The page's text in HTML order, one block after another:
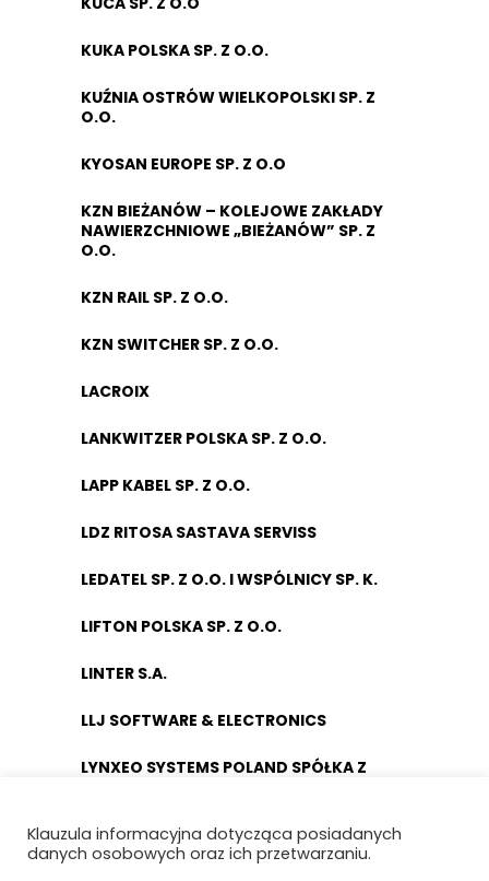
KUKA POLSKA SP. Z O.O.
KUŹNIA OSTRÓW WIELKOPOLSKI SP. Z
O.O.
KYOSAN EUROPE SP. Z O.O
KZN BIEŻANÓW – KOLEJOWE ZAKŁADY
NAWIERZCHNIOWE „BIEŻANÓW” SP. Z
O.O.
KZN RAIL SP. Z O.O.
KZN SWITCHER SP. Z O.O.
LACROIX
LANKWITZER POLSKA SP. Z O.O.
LAPP KABEL SP. Z O.O.
LDZ RITOSA SASTAVA SERVISS
LEDATEL SP. Z O.O. I WSPÓLNICY SP. K.
LIFTON POLSKA SP. Z O.O.
LINTER S.A.
LLJ SOFTWARE & ELECTRONICS
LYNXEO SYSTEMS POLAND SPÓŁKA Z
ŁÓDZKA KOLEJ AGLOMERACYJNA SP. Z
O.O.
Klauzula informacyjna dotycząca posiadanych
danych osobowych oraz ich przetwarzaniu.